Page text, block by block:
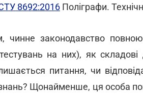
8692:2016 Поліграфи.
чинне законодавство
на них), як
питання, чи
Щонайменше, ця особа